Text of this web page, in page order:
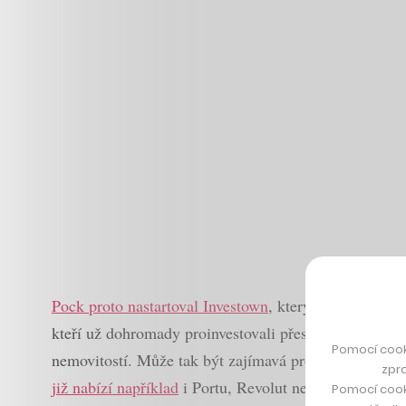
Pock proto nastartoval Investown, který nabízí
kteří už dohromady proinvestovali přes pět miliard
nemovitostí. Může tak být zajímavá pro lidi, kteří
již nabízí například i Portu, Revolut nebo XTB.
Pomocí
Pomocí